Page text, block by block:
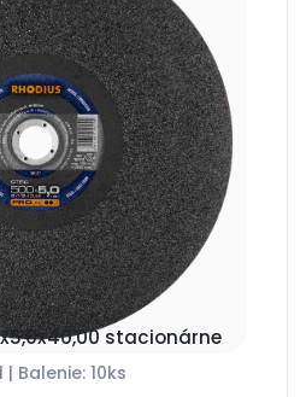
stacionárne
| Balenie: 10ks